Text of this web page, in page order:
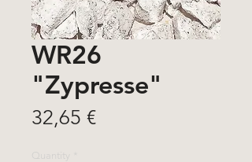
WR26
"Zypresse"
32,65 €Price
Quantity